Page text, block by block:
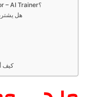
ما هي وظيفة Arabic Voice Actor – AI Trainer؟
هل
كيف